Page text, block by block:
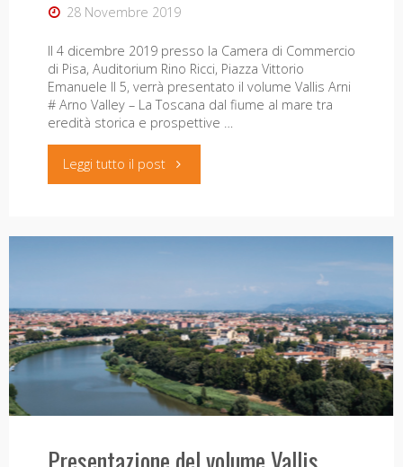
Generazioni,
RiGenerazioni"
28 Novembre 2019
Il 4 dicembre 2019 presso la Camera di Commercio
di Pisa, Auditorium Rino Ricci, Piazza Vittorio
Emanuele II 5, verrà presentato il volume Vallis Arni
# Arno Valley – La Toscana dal fiume al mare tra
eredità storica e prospettive …
Leggi tutto il post"4
presentazione
Vallis
Arni
#